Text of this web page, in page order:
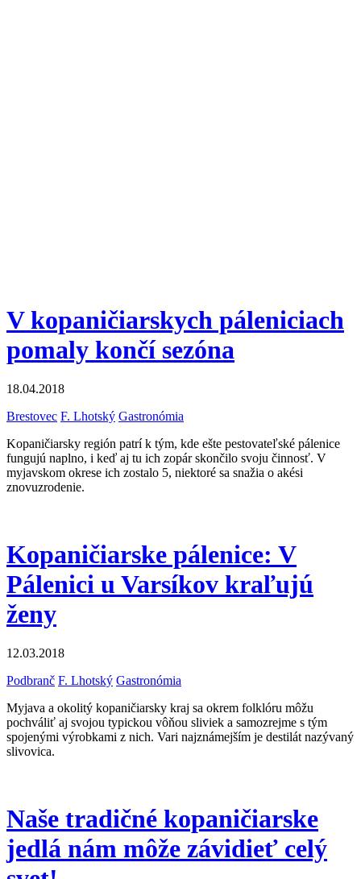
V kopaničiarskych páleniciach
pomaly končí sezóna
18.04.2018
Brestovec F. Lhotský Gastronómia
Kopaničiarsky región patrí k tým, kde ešte pestovateľské pálenice
fungujú naplno, i keď aj tu ich zopár skončilo svoju činnosť. V
myjavskom okrese ich zostalo 5, niektoré sa snažia o akési
znovuzrodenie.
Kopaničiarske pálenice: V
Pálenici u Varsíkov kraľujú
ženy
12.03.2018
Podbranč F. Lhotský Gastronómia
Myjava a okolitý kopaničiarsky kraj sa okrem folklóru môžu
pochváliť aj svojou typickou vôňou sliviek a samozrejme s tým
spojenými výrobkami z nich. Vari najznámejším je destilát nazývaný
slivovica.
Naše tradičné kopaničiarske
jedlá nám môže závidieť celý